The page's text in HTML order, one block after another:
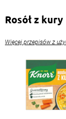
Rosół z
Więcej przepisów z